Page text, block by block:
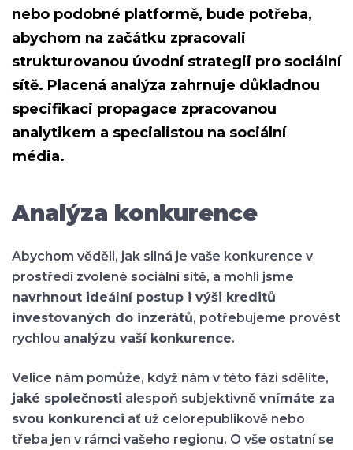
nebo podobné platformě, bude potřeba,
abychom na začátku zpracovali
strukturovanou úvodní strategii pro sociální
sítě. Placená analýza zahrnuje důkladnou
specifikaci propagace zpracovanou
analytikem a specialistou na sociální
média.
Analýza konkurence
Abychom věděli, jak silná je vaše konkurence v
prostředí zvolené sociální sítě, a mohli jsme
navrhnout ideální postup i výši kreditů
investovaných do inzerátů, potřebujeme provést
rychlou analýzu vaší konkurence.
Velice nám pomůže, když nám v této fázi sdělíte,
jaké společnosti alespoň subjektivně vnímáte za
svou konkurenci ať už celorepublikově nebo
třeba jen v rámci vašeho regionu. O vše ostatní se